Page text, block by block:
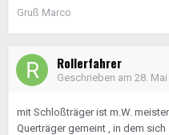
Gruß Marco
Rollerfahrer
Geschrieben am 28. Mai
mit Schloßträger ist m.W.
Querträger gemeint , in dem sich